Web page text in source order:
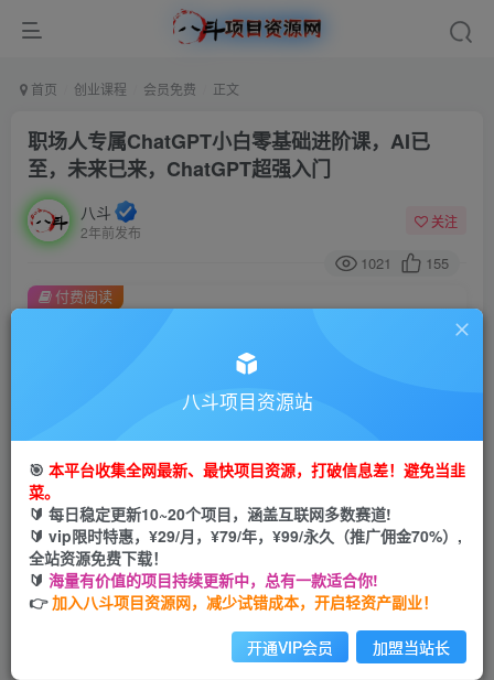
首页 创业课程 会员免费 正文
职场人专属ChatGPT小白零基础进阶课，AI已
至，未来已来，ChatGPT超强入门
八斗
2年前发布
关注
1021 155
此内容为付费阅读，请付费后查看
金币9.9金币99
会员免费
您当前未登录！建议登陆后购买，可保存购买订单
付费阅读
职场人专属ChatGPT小白零基础进阶课，AI已至，未来已
八斗项目资源站
🎯 本平台收集全网最新、最快项目资源，打破信息差！避免当韭
菜。
🔰 每日稳定更新10~20个项目，涵盖互联网多数赛道!
🔰 vip限时特惠，¥29/月，¥79/年，¥99/永久（推广佣金70%）,
全站资源免费下载！
🔰 海量有价值的项目持续更新中，总有一款适合你!
👉加入八斗项目资源网，减少试错成本，开启轻资产副业！
开通VIP会员 加盟当站长